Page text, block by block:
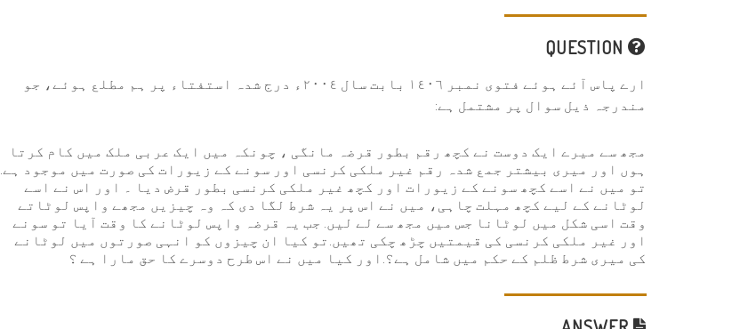
ارے پاس آئے ہوئے فتوی نمبر ١٤٠٦ بابت سال ٢٠٠٤ء درج شدہ استفتاء پر ہم مطلع ہوئے، جو
مندرجہ ذیل سوال پر مشتمل ہے:
مجھ سے میرے ایک دوست نے کچھ رقم بطور قرضہ مانگی ، چونکہ میں ایک عربی ملک میں کام کرتا
ہوں اور میری بیشتر جمع شدہ رقم غیر ملکی کرنسی اور سونے کے زیورات کی صورت میں موجود ہے.
تو میں نے اسے کچھ سونے کے زیورات اور کچھ غیر ملکی کرنسی بطور قرض دیا ۔ اور اس نے اسے
لوٹانے کے لیے کچھ مہلت چاہی، میں نے اس پر یہ شرط لگا دی کہ وہ چیزیں مجھے واپس لوٹاتے
وقت اسی شکل میں لوٹانا جس میں مجھ سے لے ليں. جب یہ قرضہ واپس لوٹانے کا وقت آیا تو سونے
اور غیر ملکی کرنسی کی قیمتیں چڑھ چکی تھیں.تو کیا ان چیزوں کو انہی صورتوں میں لوٹانے
کی میری شرط ظلم کے حکم میں شامل ہے؟.اور کیا میں نے اس طرح دوسرے کا حق مارا ہے ؟